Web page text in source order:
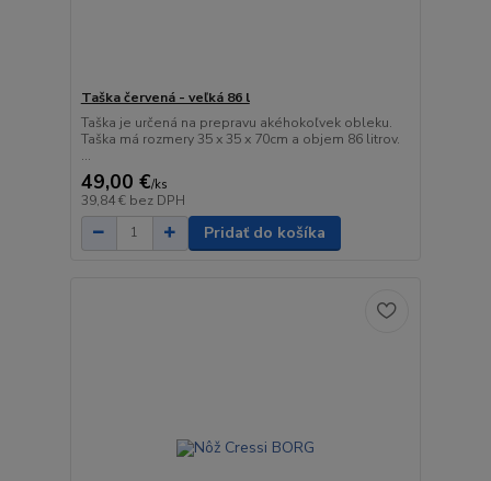
Taška červená - veľká 86 l
Taška je určená na prepravu akéhokoľvek obleku.
Taška má rozmery 35 x 35 x 70cm a objem 86 litrov.
...
49,00 €/ks
39,84 € bez DPH
Pridať do košíka